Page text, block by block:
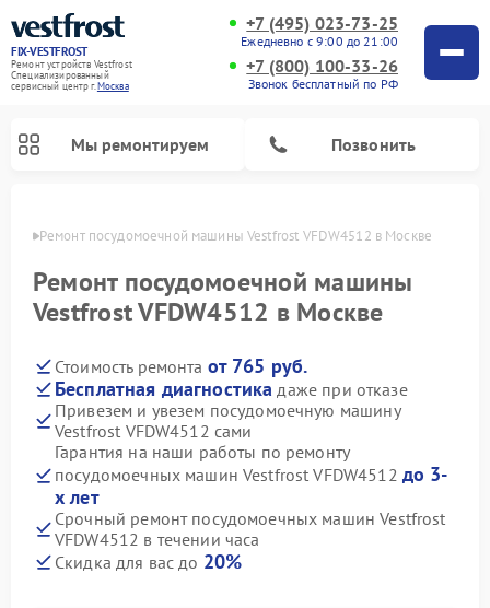
FIX-VESTFROST
Ремонт устройств Vestfrost
Специализированный
cервисный центр г.Москва
+7 (495) 023-73-25
Ежедневно с 9:00 до 21:00
+7 (800) 100-33-26
Звонок бесплатный по РФ
Мы ремонтируем Позвонить
Ремонт посудомоечной машины Vestfrost VFDW4512 в Москве
Ремонт посудомоечной машины
Vestfrost VFDW4512 в Москве
Стоимость ремонта от 765 руб.
Бесплатная диагностика даже при отказе
Привезем и увезем посудомоечную машину
Vestfrost VFDW4512 сами
Гарантия на наши работы по ремонту
посудомоечных машин Vestfrost VFDW4512 до 3-
х лет
Срочный ремонт посудомоечных машин Vestfrost
VFDW4512 в течении часа
Скидка для вас до 20%